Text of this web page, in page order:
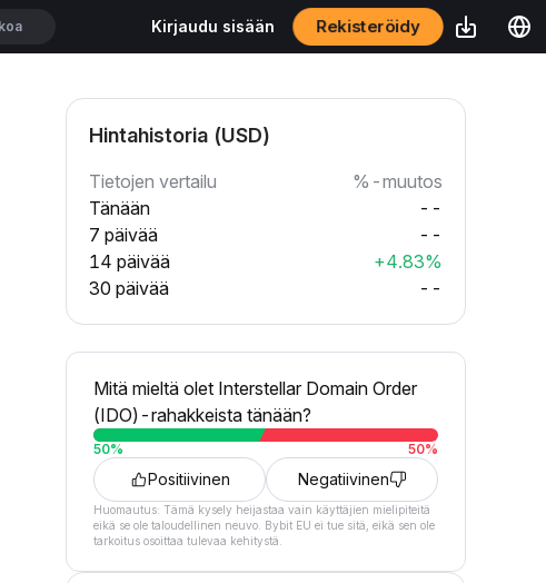
Kirjaudu sisään Rekisteröidy
Hintahistoria (USD)
Tietojen vertailu
%-muutos
Tänään
--
7 päivää
--
14 päivää
+4.83%
30 päivää
--
Mitä mieltä olet Interstellar Domain Order
(IDO)-rahakkeista tänään?
50% 50%
Positiivinen Negatiivinen
Huomautus: Tämä kysely heijastaa vain käyttäjien mielipiteitä
eikä se ole taloudellinen neuvo. Bybit EU ei tue sitä, eikä sen ole
tarkoitus osoittaa tulevaa kehitystä.